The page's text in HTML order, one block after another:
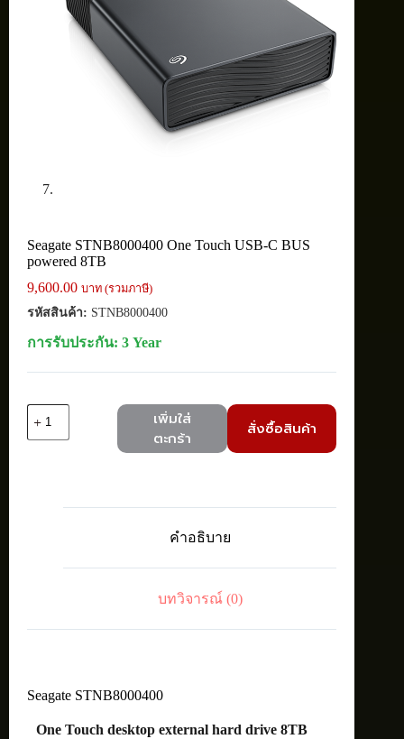
Seagate STNB8000400 One Touch USB-C BUS
powered 8TB
9,600.00 บาท (รวมภาษี)
รหัสสินค้า: STNB8000400
การรับประกัน: 3 Year
จำนวน
Seagate
เพิ่มใส่
ตะกร้า
สั่งซื้อสินค้า
คำอธิบาย
บทวิจารณ์ (0)
Seagate STNB8000400
One Touch desktop external hard drive 8TB